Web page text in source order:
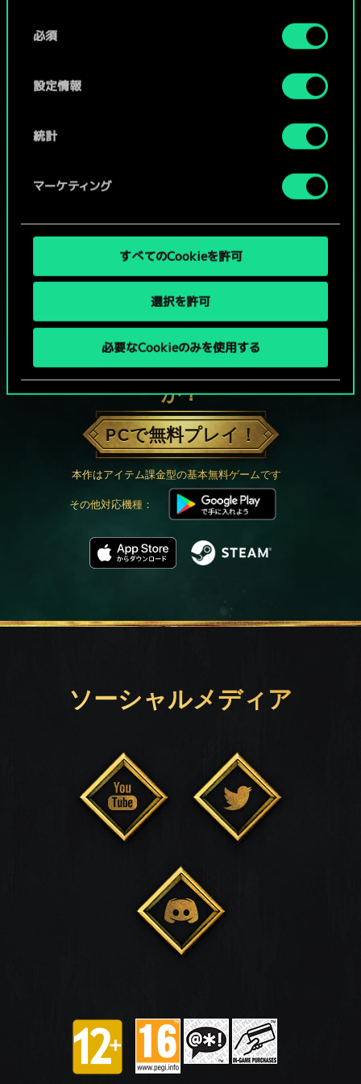
詳細は、下記の「設定」メニューでご確認ください。
必須
設定情報
統計
マーケティング
すべてのCookieを許可
選択を許可
必要なCookieのみを使用する
グウェントでひと勝負といかない
か？
PCで無料プレイ！
本作はアイテム課金型の基本無料ゲームです
その他対応機種：
ソーシャルメディア